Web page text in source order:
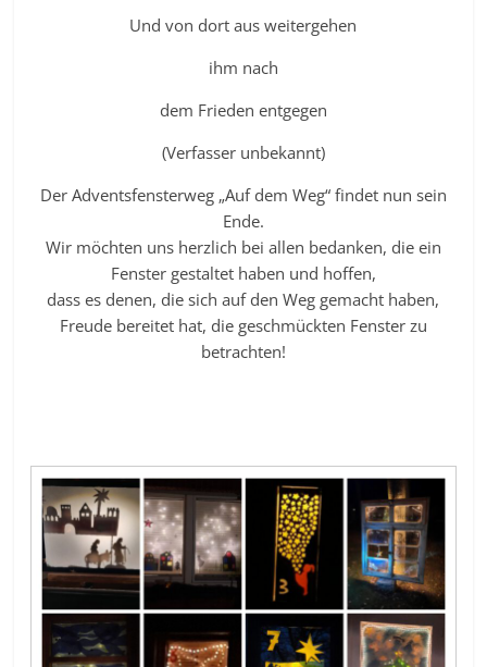
Und von dort aus weitergehen
ihm nach
dem Frieden entgegen
(Verfasser unbekannt)
Der Adventsfensterweg „Auf dem Weg“ findet nun sein
Ende.
Wir möchten uns herzlich bei allen bedanken, die ein
Fenster gestaltet haben und hoffen,
dass es denen, die sich auf den Weg gemacht haben,
Freude bereitet hat, die geschmückten Fenster zu
betrachten!